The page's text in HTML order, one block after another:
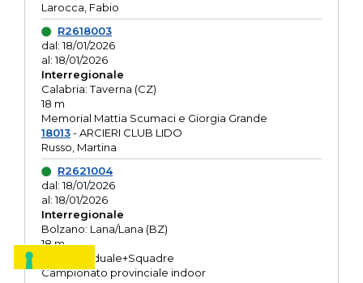
Larocca, Fabio
R2618003
dal: 18/01/2026
al: 18/01/2026
Interregionale
Calabria: Taverna (CZ)
18 m
Memorial Mattia Scumaci e Giorgia Grande
18013- ARCIERI CLUB LIDO
Russo, Martina
R2621004
dal: 18/01/2026
al: 18/01/2026
Interregionale
Bolzano: Lana/Lana (BZ)
18 m
O.R. Individuale+Squadre
Campionato provinciale indoor